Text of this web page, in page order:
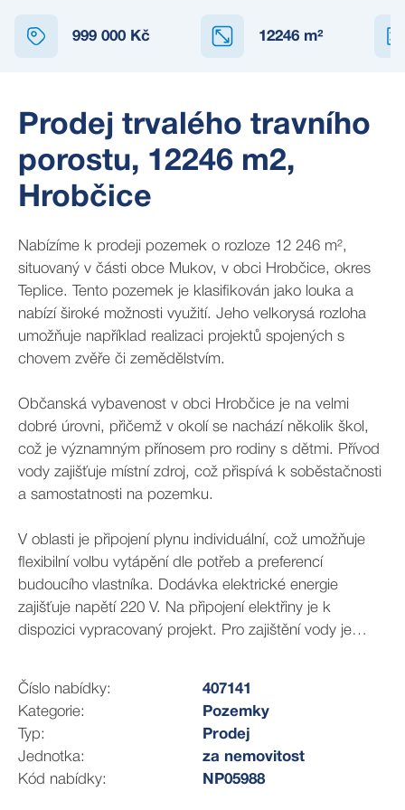
999 000 Kč 12246 m²
Prodej trvalého travního
porostu, 12246 m2,
Hrobčice
Nabízíme k prodeji pozemek o rozloze 12 246 m²,
situovaný v části obce Mukov, v obci Hrobčice, okres
Teplice. Tento pozemek je klasifikován jako louka a
nabízí široké možnosti využití. Jeho velkorysá rozloha
umožňuje například realizaci projektů spojených s
chovem zvěře či zemědělstvím.
Občanská vybavenost v obci Hrobčice je na velmi
dobré úrovni, přičemž v okolí se nachází několik škol,
což je významným přínosem pro rodiny s dětmi. Přívod
vody zajišťuje místní zdroj, což přispívá k soběstačnosti
a samostatnosti na pozemku.
V oblasti je připojení plynu individuální, což umožňuje
flexibilní volbu vytápění dle potřeb a preferencí
budoucího vlastníka. Dodávka elektrické energie
zajišťuje napětí 220 V. Na připojení elektřiny je k
dispozici vypracovaný projekt. Pro zajištění vody je
zdroj pro zavlažování či jiné potřeby.
Kolem pozemku vede optický kabel k připojení
internetu.
Přístup k pozemku je velmi pohodlný, neboť asfaltové
komunikace jsou betonové a udržované, což zaručuje
Číslo nabídky:
407141
Kategorie:
Pozemky
Typ:
Prodej
Jednotka:
za nemovitost
Kód nabídky:
NP05988